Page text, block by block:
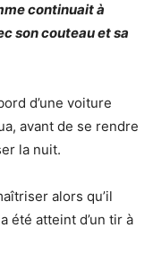
continuait à
son couteau et sa
d’une voiture
avant de se rendre
la nuit.
alors qu’il
été atteint d’un tir à